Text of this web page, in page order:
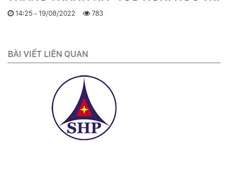
14:25 - 19/08/2022 783
BÀI VIẾT LIÊN QUAN